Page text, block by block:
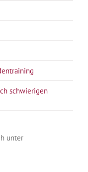
schwierigen
unter